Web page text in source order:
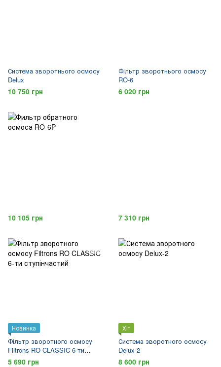
Система зворотнього осмосу
Delux
10 750 грн
Фільтр зворотнього осмосу
RO-6
6 020 грн
10 105 грн 7 310 грн
Новинка
Фільтр зворотного осмосу
Filtrons RO CLASSIC 6-ти
ступінчастий
5 690 грн
Хіт
Система зворотного осмосу
Delux-2
8 600 грн